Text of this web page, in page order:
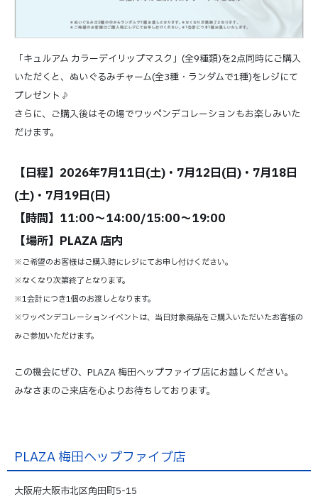
「キュルアム カラーデイリップマスク」(全9種類)を2点同時にご購入
いただくと、ぬいぐるみチャーム(全3種・ランダムで1種)をレジにて
プレゼント♪
さらに、ご購入後はその場でワッペンデコレーションもお楽しみいた
だけます。
【日程】2026年7月11日(土)・7月12日(日)・7月18日
(土)・7月19日(日)
【時間】11:00～14:00/15:00～19:00
【場所】PLAZA 店内
※ご希望のお客様はご購入時にレジにてお申し付けください。
※なくなり次第終了となります。
※1会計につき1個のお渡しとなります。
※ワッペンデコレーションイベントは、当日対象商品をご購入いただいたお客様の
みご参加いただけます。
この機会にぜひ、PLAZA 梅田ヘップファイブ店にお越しください。
みなさまのご来店を心よりお待ちしております。
PLAZA 梅田ヘップファイブ店
大阪府大阪市北区角田町5-15